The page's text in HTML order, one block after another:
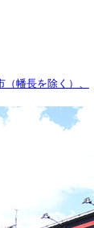
幡長を除く）、